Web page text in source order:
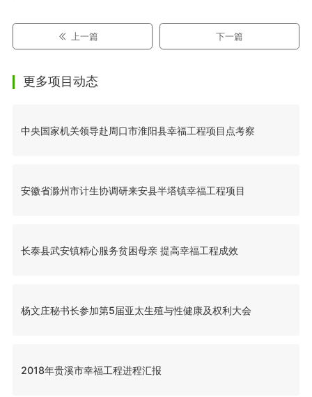
上一篇 下一篇
更多项目动态
中央国家机关领导赴周口市淮阳县幸福工程项目点考察
安徽省滁州市计生协调研来安县半塔镇幸福工程项目
长泰县武安镇精心服务贫困母亲 提高幸福工程成效
杨文庄秘书长参加第5届亚太生殖与性健康及权利大会
2018年贵溪市幸福工程进程汇报